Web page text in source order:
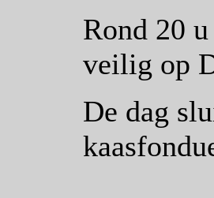
Rond 20
veilig op
De dag